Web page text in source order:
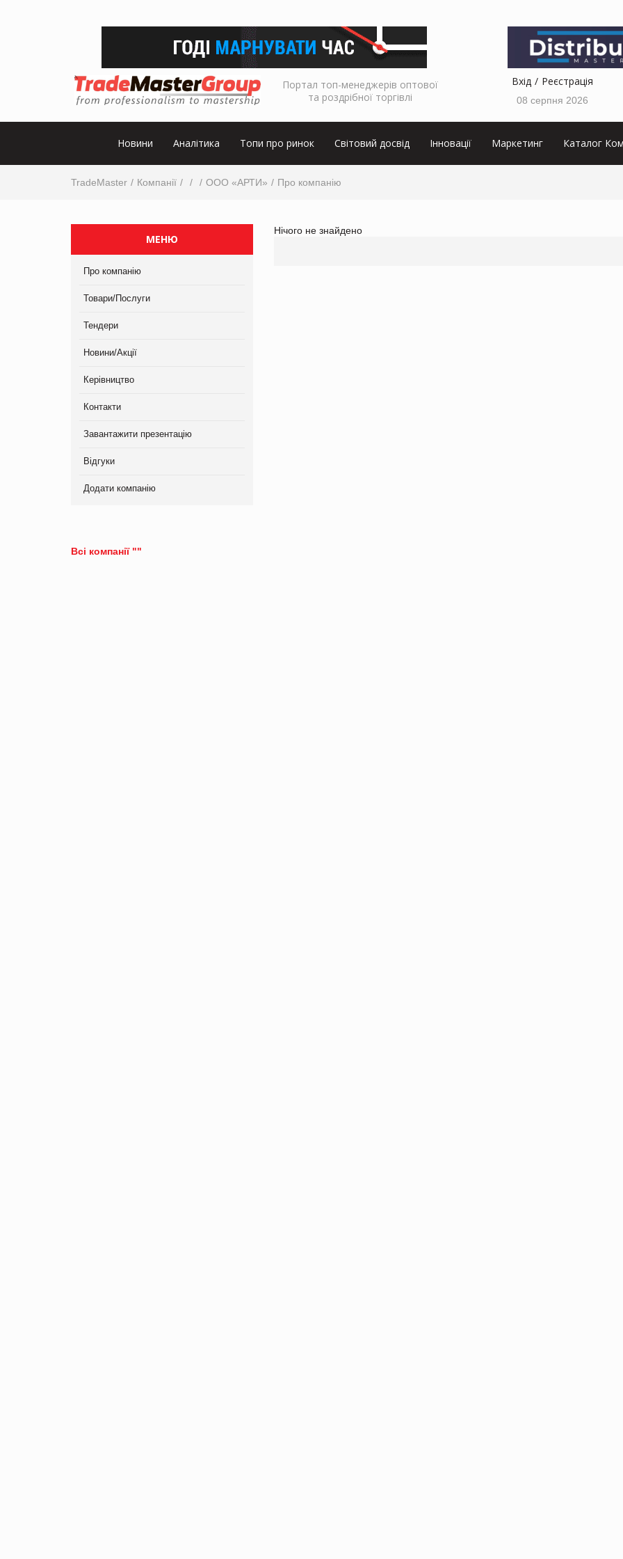
Портал топ-менеджерів оптової
та роздрібної торгівлі
Вхід Реєстрація
08 серпня 2026
Новини Аналітика Топи про ринок Світовий досвід Інновації Маркетинг Каталог
TradeMaster Компанії ООО «АРТИ» Про компанію
МЕНЮ
Про компанію
Товари/Послуги
Тендери
Новини/Акції
Керівництво
Контакти
Завантажити презентацію
Відгуки
Додати компанію
Нічого не знайдено
Всі компанії ""